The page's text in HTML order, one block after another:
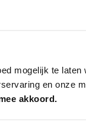
mogelijk te
en onze
akkoord.